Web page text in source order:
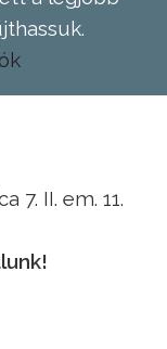
7. II. em. 11.